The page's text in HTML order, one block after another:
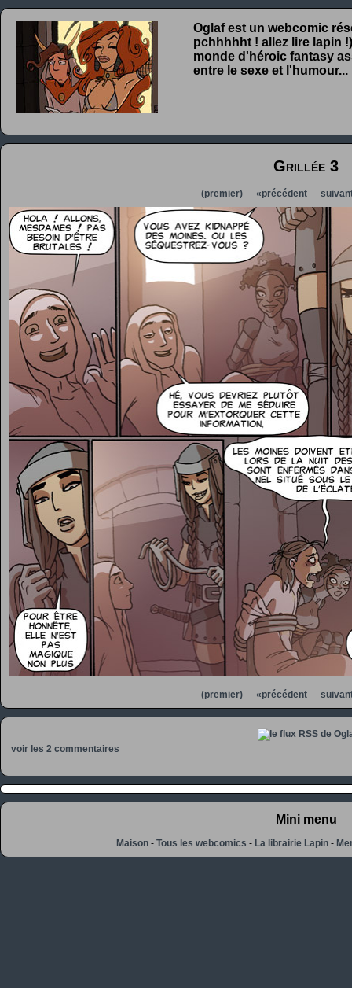
Oglaf est un webcomic
pchhhhht ! allez lire lapin
monde d'héroic fantasy
entre le sexe et l'humour...
Grillée 3
(premier) «précédent
(premier) «précédent
voir les 2 commentaires
Mini menu
Maison -Tous les webcomics -La librairie Lapin -